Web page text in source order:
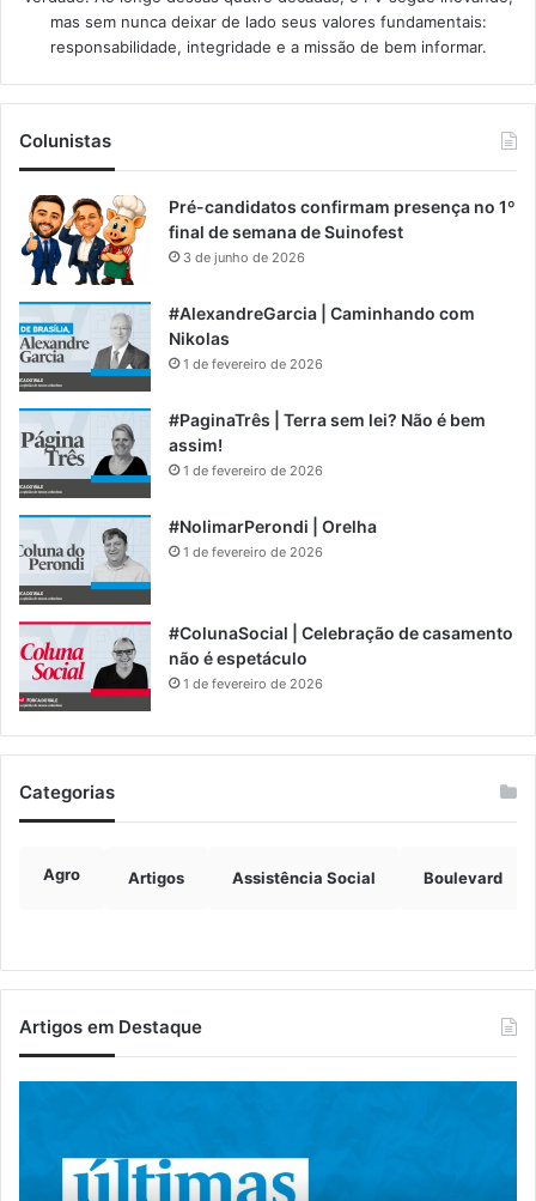
mas sem nunca deixar de lado seus valores fundamentais:
responsabilidade, integridade e a missão de bem informar.​
Colunistas
Pré-candidatos confirmam presença no 1º
final de semana de Suinofest
3 de junho de 2026
#AlexandreGarcia | Caminhando com
Nikolas
1 de fevereiro de 2026
#PaginaTrês | Terra sem lei? Não é bem
assim!
1 de fevereiro de 2026
#NolimarPerondi | Orelha
1 de fevereiro de 2026
#ColunaSocial | Celebração de casamento
não é espetáculo
1 de fevereiro de 2026
Categorias
Agro Artigos Assistência Social Boulevard
Artigos em Destaque